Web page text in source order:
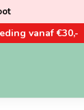
vanaf €30,-